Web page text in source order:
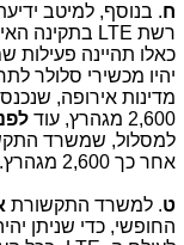
ח. בנוסף, למיטב
רשת LTE
מדינות אירופה,
2,600 מגהרץ, עוד
אחר כך 2,600 מגהרץ.
ט. למשרד התקשורת
החופשי, כדי שניתן